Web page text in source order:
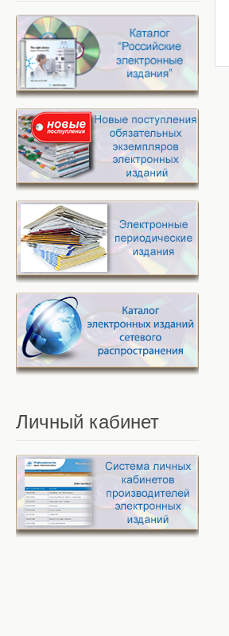
Личный кабинет